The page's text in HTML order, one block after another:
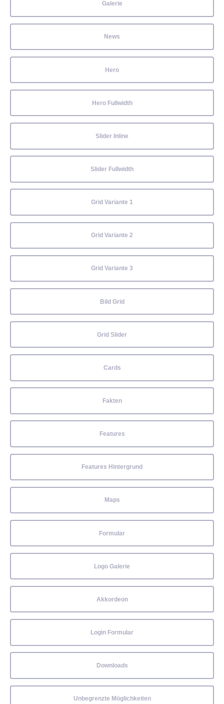
Galerie
News
Hero
Hero Fullwidth
Slider Inline
Slider Fullwidth
Grid Variante 1
Grid Variante 2
Grid Variante 3
Bild Grid
Grid Slider
Cards
Fakten
Features
Features Hintergrund
Maps
Formular
Logo Galerie
Akkordeon
Login Formular
Downloads
Unbegrenzte Möglichkeiten